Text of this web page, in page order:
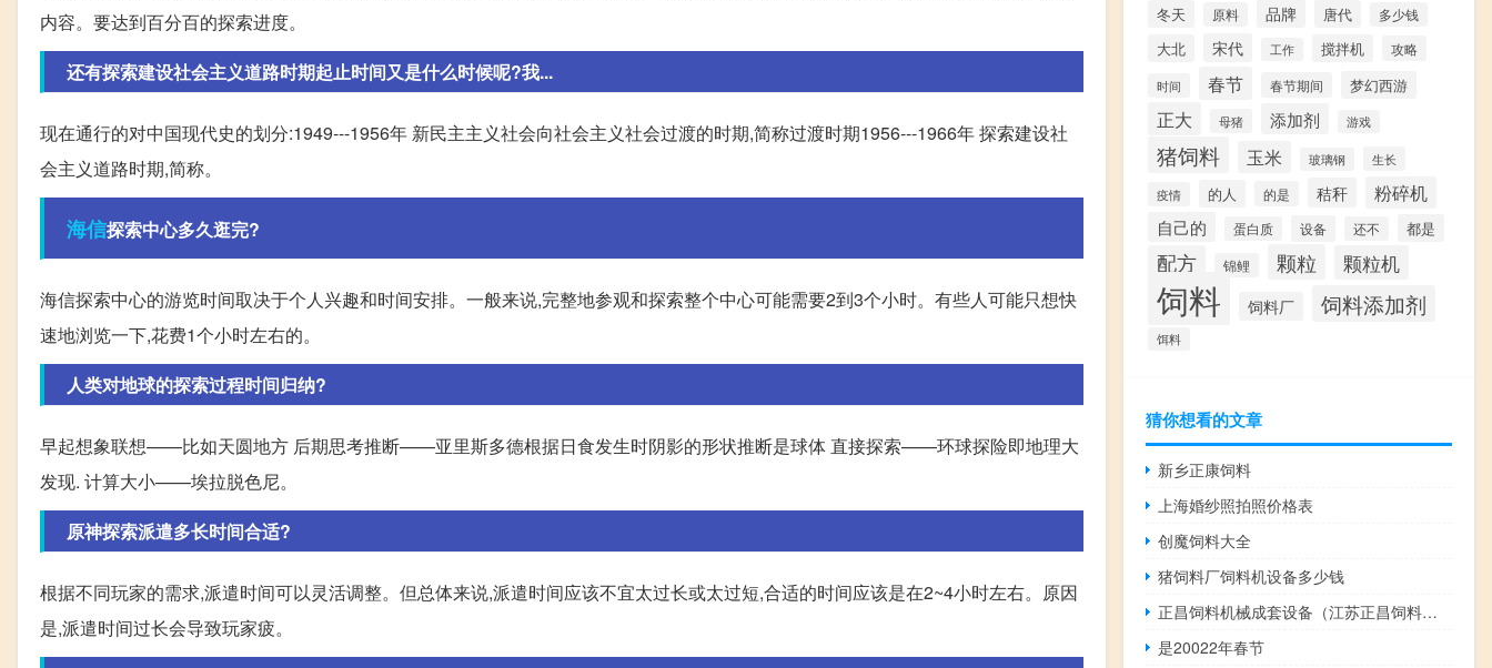
内容。要达到百分百的探索进度。
还有探索建设社会主义道路时期起止时间又是什么时候呢?我...
现在通行的对中国现代史的划分:1949---1956年 新民主主义社会向社会主义社会过渡的时期,简称过渡时期1956---1966年 探索建设社
会主义道路时期,简称。
海信探索中心多久逛完?
海信探索中心的游览时间取决于个人兴趣和时间安排。一般来说,完整地参观和探索整个中心可能需要2到3个小时。有些人可能只想快
速地浏览一下,花费1个小时左右的。
人类对地球的探索过程时间归纳?
早起想象联想——比如天圆地方 后期思考推断——亚里斯多德根据日食发生时阴影的形状推断是球体 直接探索——环球探险即地理大
发现. 计算大小——埃拉脱色尼。
原神探索派遣多长时间合适?
根据不同玩家的需求,派遣时间可以灵活调整。但总体来说,派遣时间应该不宜太过长或太过短,合适的时间应该是在2~4小时左右。原因
是,派遣时间过长会导致玩家疲。
冬天 原料 品牌 唐代 多少钱
大北 宋代 工作 搅拌机 攻略
时间 春节 春节期间 梦幻西游
正大 母猪 添加剂 游戏
猪饲料 玉米 玻璃钢
生长
疫情
的人 的是 秸秆 粉碎机
自己的 蛋白质 设备 还不 都是
配方 锦鲤 颗粒 颗粒机
饲料 饲料厂 饲料添加剂
饵料
猜你想看的文章
新乡正康饲料
上海婚纱照拍照价格表
创魔饲料大全
猪饲料厂饲料机设备多少钱
正昌饲料机械成套设备（江苏正昌饲料机械有限公司）
是20022年春节